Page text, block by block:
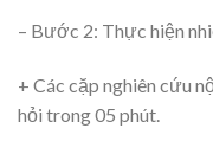
– Bước 2: Thực hiện
+ Các cặp nghiên cứu
hỏi trong 05 phút.